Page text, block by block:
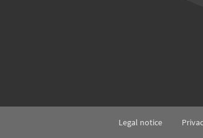
Legal notice